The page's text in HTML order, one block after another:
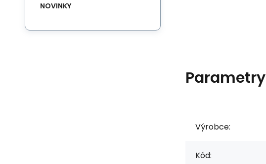
Parametry
Výrobce:
Kód:
NOVINKY